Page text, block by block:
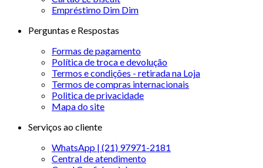
Empréstimo Dim Dim
Perguntas e Respostas
Formas de pagamento
Política de troca e devolução
Termos e condições - retirada na Loja
Termos de compras internacionais
Politica de privacidade
Mapa do site
Serviços ao cliente
WhatsApp | (21) 97971-2181
Central de atendimento